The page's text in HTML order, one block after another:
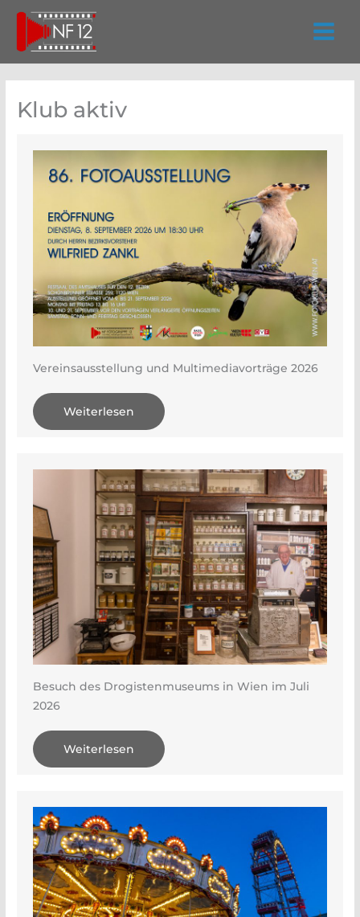
springen
Klub aktiv
Vereinsausstellung und Multimediavorträge 2026
Weiterlesen
Besuch des Drogistenmuseums in Wien im Juli
2026
Weiterlesen